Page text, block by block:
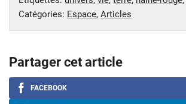
Catégories: Espace, Articles
Partager cet article
FACEBOOK